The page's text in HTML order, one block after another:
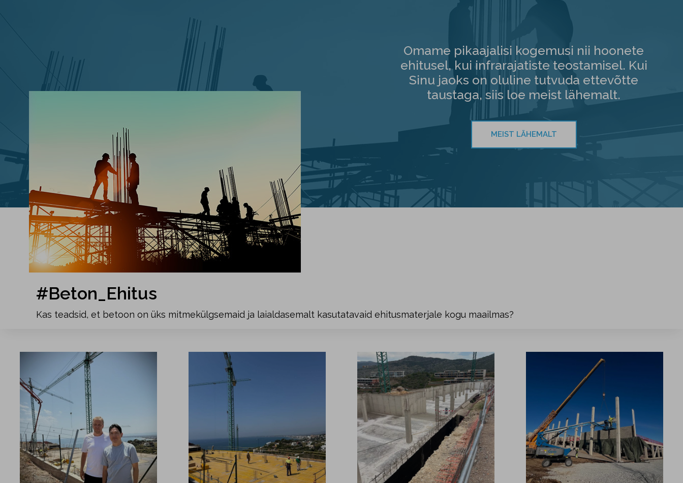
Omame pikaajalisi kogemusi nii hoonete
ehitusel, kui infrarajatiste teostamisel. Kui
Sinu jaoks on oluline tutvuda ettevõtte
taustaga, siis loe meist lähemalt.
MEIST LÄHEMALT
#Beton_Ehitus
Kas teadsid, et betoon on üks mitmekülgsemaid ja laialdasemalt kasutatavaid ehitusmaterjale kogu maailmas?